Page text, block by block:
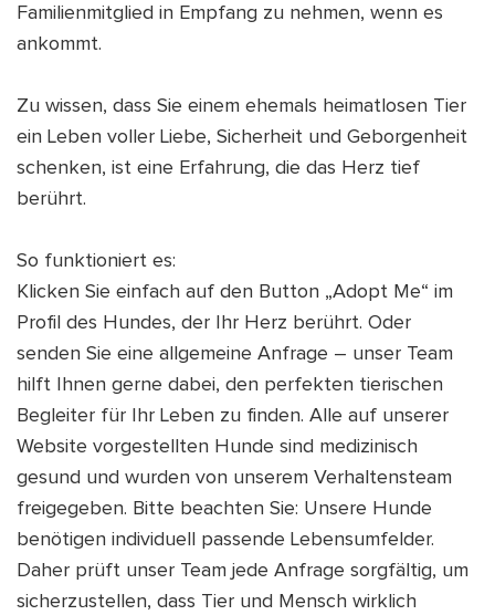
Familienmitglied in Empfang zu nehmen, wenn es
ankommt.
Zu wissen, dass Sie einem ehemals heimatlosen Tier
ein Leben voller Liebe, Sicherheit und Geborgenheit
schenken, ist eine Erfahrung, die das Herz tief
berührt.
So funktioniert es:
Klicken Sie einfach auf den Button „Adopt Me“ im
Profil des Hundes, der Ihr Herz berührt. Oder
senden Sie eine allgemeine Anfrage – unser Team
hilft Ihnen gerne dabei, den perfekten tierischen
Begleiter für Ihr Leben zu finden. Alle auf unserer
Website vorgestellten Hunde sind medizinisch
gesund und wurden von unserem Verhaltensteam
freigegeben. Bitte beachten Sie: Unsere Hunde
benötigen individuell passende Lebensumfelder.
Daher prüft unser Team jede Anfrage sorgfältig, um
sicherzustellen, dass Tier und Mensch wirklich